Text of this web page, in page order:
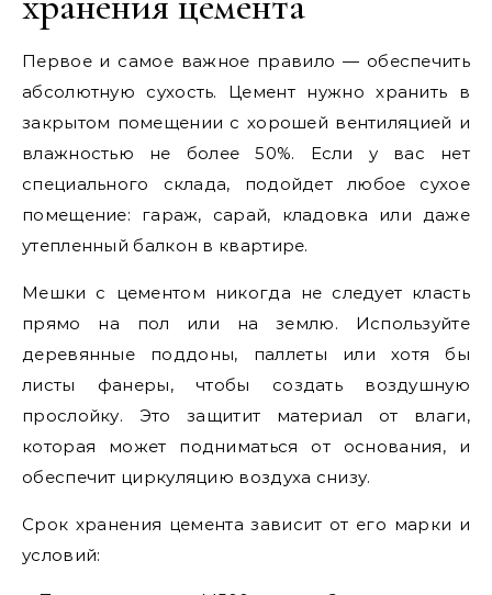
Первое и самое важное правило — обеспечить
абсолютную сухость. Цемент нужно хранить в
закрытом помещении с хорошей вентиляцией и
влажностью не более 50%. Если у вас нет
специального склада, подойдет любое сухое
помещение: гараж, сарай, кладовка или даже
утепленный балкон в квартире.
Мешки с цементом никогда не следует класть
прямо на пол или на землю. Используйте
деревянные поддоны, паллеты или хотя бы
листы фанеры, чтобы создать воздушную
прослойку. Это защитит материал от влаги,
которая может подниматься от основания, и
обеспечит циркуляцию воздуха снизу.
Срок хранения цемента зависит от его марки и
условий: